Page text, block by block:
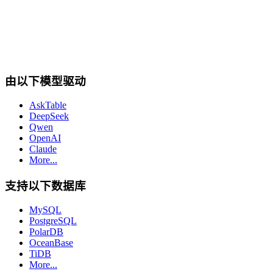
cta.dbSupport
由以下模型驱动
AskTable
DeepSeek
Qwen
OpenAI
Claude
More...
支持以下数据库
MySQL
PostgreSQL
PolarDB
OceanBase
TiDB
More...